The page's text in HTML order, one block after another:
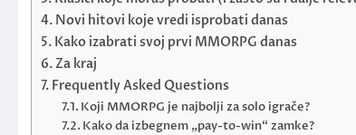
Novi hitovi koje vredi isprobati danas
Kako izabrati svoj prvi MMORPG danas
Za kraj
Frequently Asked Questions
Koji MMORPG je najbolji za solo igrače?
Kako da izbegnem „pay-to-win“ zamke?